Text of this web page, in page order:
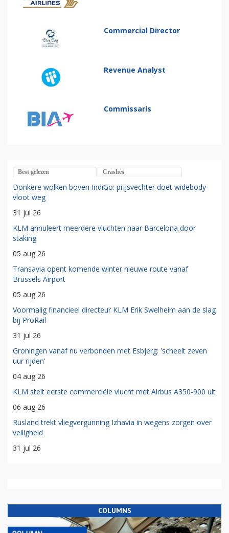
Commercial Director
Revenue Analyst
Commissaris
Best gelezen Crashes
Donkere wolken boven IndiGo: prijsvechter doet widebody-
vloot weg
31 jul 26
KLM annuleert meerdere vluchten naar Barcelona door
staking
05 aug 26
Transavia opent komende winter nieuwe route vanaf
Brussels Airport
05 aug 26
Voormalig financieel directeur KLM Erik Swelheim aan de slag
bij ProRail
31 jul 26
Groningen vanaf nu verbonden met Esbjerg: 'scheelt zeven
uur rijden'
04 aug 26
KLM stelt eerste commerciële vlucht met Airbus A350-900 uit
06 aug 26
Rusland trekt vliegvergunning Izhavia in wegens zorgen over
veiligheid
31 jul 26
COLUMNS